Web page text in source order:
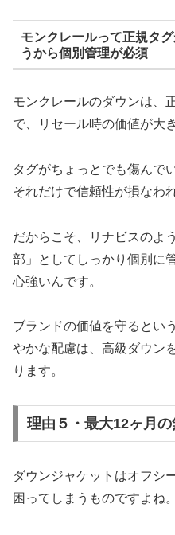
モンクレールって正規タ
うから個別管理が必須
モンクレールのダウンは、
で、リセール時の価値が大
タグがちょっとでも傷んで
それだけで信頼性が損なわ
だからこそ、リナビスのよ
部」としてしっかり個別に
心強いんです。
ブランドの価値を守るとい
やかな配慮は、高級ダウン
ります。
理由５・最大12ヶ月
ダウンジャケットはオフシ
困ってしまうものですよね。